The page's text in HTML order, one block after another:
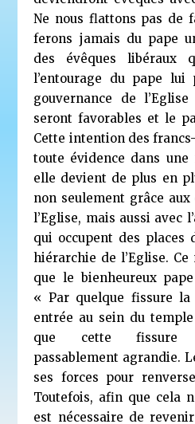
Ne nous flattons pas de
ferons jamais du pape
des évêques libéraux
l’entourage du pape lui
gouvernance de
seront favorables et le
Cette intention des
toute évidence dans
elle devient de plus en
non seulement grâce
l’Eglise, mais aussi avec
qui occupent des places
hiérarchie de l’Eglise. Ce
que le bienheureux
« Par quelque fissure
entrée au sein du
que cette fissure
passablement agrandie.
ses forces pour
Toutefois, afin que cela
est nécessaire de